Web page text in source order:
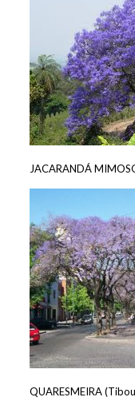
JACARANDÁ
QUARESMEIRA